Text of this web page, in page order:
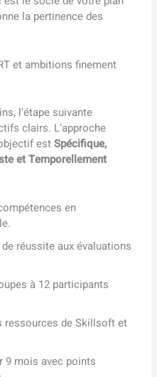
la pertinence des
et ambitions finement
l’étape suivante
clairs. L’approche
estSpécifique,
et Temporellement
en
réussite aux évaluations
à 12 participants
ressources de Skillsoft et
9 mois avec points